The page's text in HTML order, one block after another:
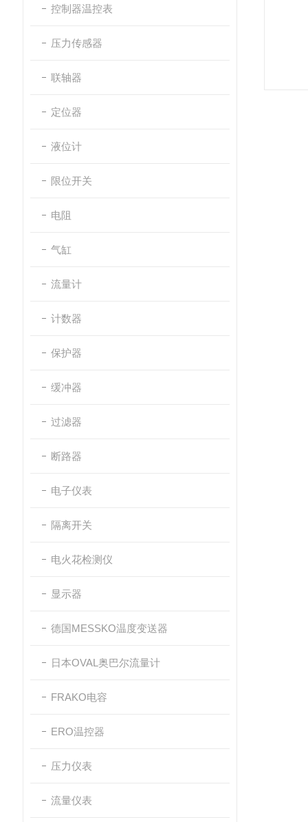
控制器温控表
压力传感器
联轴器
定位器
液位计
限位开关
电阻
气缸
流量计
计数器
保护器
缓冲器
过滤器
断路器
电子仪表
隔离开关
电火花检测仪
显示器
德国MESSKO温度变送器
日本OVAL奥巴尔流量计
FRAKO电容
ERO温控器
压力仪表
流量仪表